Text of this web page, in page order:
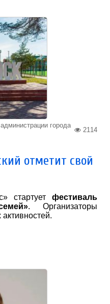
города
2114
отметит свой
стартует фестиваль
. Организаторы